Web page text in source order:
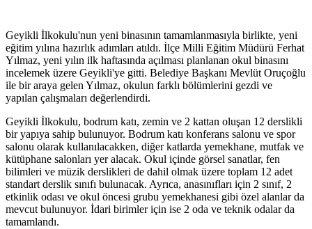
Geyikli İlkokulu'nun yeni binasının tamamlanmasıyla birlikte, yeni
eğitim yılına hazırlık adımları atıldı. İlçe Milli Eğitim Müdürü Ferhat
Yılmaz, yeni yılın ilk haftasında açılması planlanan okul binasını
incelemek üzere Geyikli'ye gitti. Belediye Başkanı Mevlüt Oruçoğlu
ile bir araya gelen Yılmaz, okulun farklı bölümlerini gezdi ve
yapılan çalışmaları değerlendirdi.
Geyikli İlkokulu, bodrum katı, zemin ve 2 kattan oluşan 12 derslikli
bir yapıya sahip bulunuyor. Bodrum katı konferans salonu ve spor
salonu olarak kullanılacakken, diğer katlarda yemekhane, mutfak ve
kütüphane salonları yer alacak. Okul içinde görsel sanatlar, fen
bilimleri ve müzik derslikleri de dahil olmak üzere toplam 12 adet
standart derslik sınıfı bulunacak. Ayrıca, anasınıfları için 2 sınıf, 2
etkinlik odası ve okul öncesi grubu yemekhanesi gibi özel alanlar da
mevcut bulunuyor. İdari birimler için ise 2 oda ve teknik odalar da
tamamlandı.